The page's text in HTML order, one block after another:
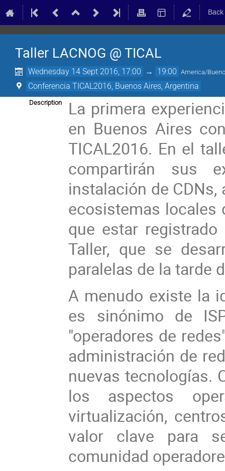
Taller LACNOG @ TICAL
Wednesday 14 Sept 2016, 17:00 → 19:00 America/
Conferencia TICAL2016, Buenos Aires, Argentina
Description
La primera
en Buenos Aires
TICAL2016. En el
compartirán sus
instalación de
ecosistemas locales
que estar
Taller, que se
paralelas de la tarde
A menudo existe la
es sinónimo de
"operadores de
administración de
nuevas tecnologías.
los aspectos
virtualización,
valor clave para
comunidad